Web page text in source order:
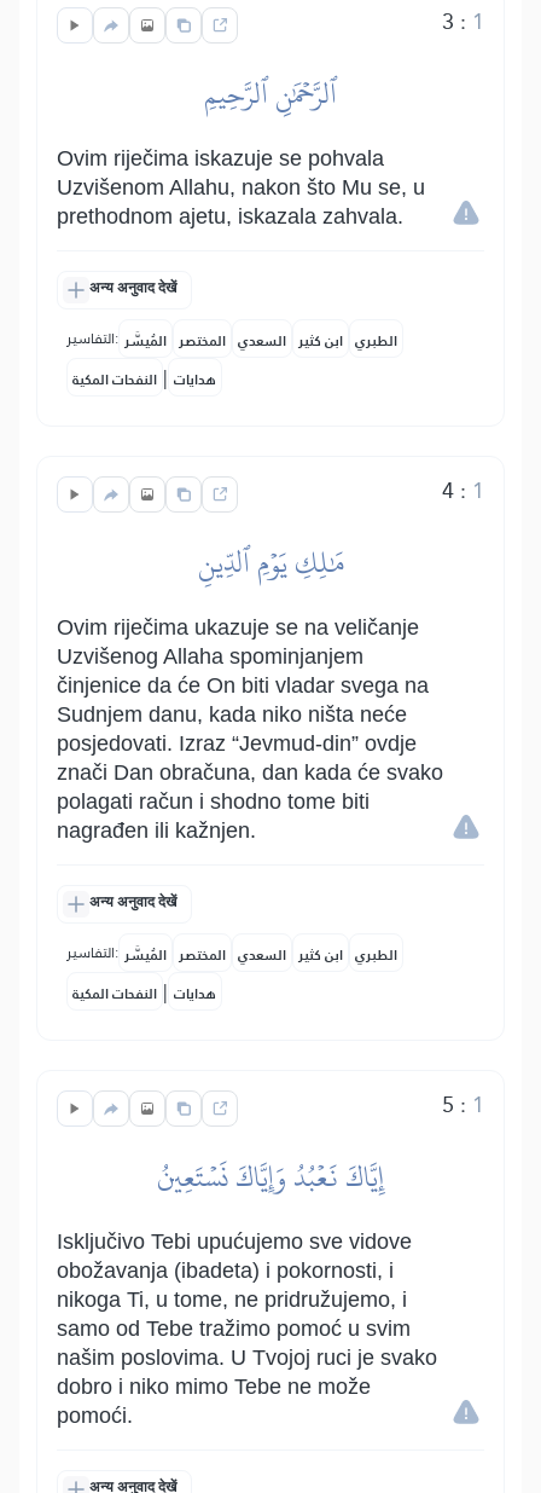
3 : 1
ٱلرَّحۡمَٰنِ ٱلرَّحِيمِ
Ovim riječima iskazuje se pohvala
Uzvišenom Allahu, nakon što Mu se, u
prethodnom ajetu, iskazala zahvala.
अन्य अनुवाद देखें
التفاسير: المُيسَّر المختصر السعدي ابن كثير الطبري
النفحات المكية | هدايات
4: 1
مَٰلِكِ يَوۡمِ ٱلدِّينِ
Ovim riječima ukazuje se na veličanje
Uzvišenog Allaha spominjanjem
činjenice da će On biti vladar svega na
Sudnjem danu, kada niko ništa neće
posjedovati. Izraz “Jevmud-din” ovdje
znači Dan obračuna, dan kada će svako
polagati račun i shodno tome biti
nagrađen ili kažnjen.
अन्य अनुवाद देखें
التفاسير: المُيسَّر المختصر السعدي ابن كثير الطبري
النفحات المكية | هدايات
5 : 1
إِيَّاكَ نَعۡبُدُ وَإِيَّاكَ نَسۡتَعِينُ
Isključivo Tebi upućujemo sve vidove
obožavanja (ibadeta) i pokornosti, i
nikoga Ti, u tome, ne pridružujemo, i
samo od Tebe tražimo pomoć u svim
našim poslovima. U Tvojoj ruci je svako
dobro i niko mimo Tebe ne može
pomoći.
अन्य अनुवाद देखें